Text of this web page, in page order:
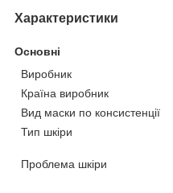
Характеристики
Основні
Виробник
Країна виробник
Вид маски по консистенції
Тип шкіри
Проблема шкіри